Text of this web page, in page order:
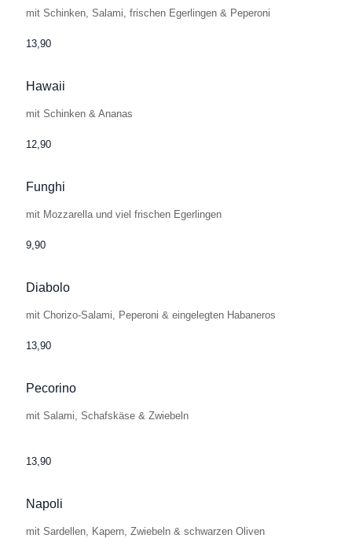
mit Schinken, Salami, frischen Egerlingen & Peperoni
13,90
Hawaii
mit Schinken & Ananas
12,90
Funghi
mit Mozzarella und viel frischen Egerlingen
9,90
Diabolo
mit Chorizo-Salami, Peperoni & eingelegten Habaneros
13,90
Pecorino
mit Salami, Schafskäse & Zwiebeln
13,90
Napoli
mit Sardellen, Kapern, Zwiebeln & schwarzen Oliven